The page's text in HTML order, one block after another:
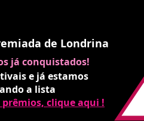
de Londrina
já conquistados!
e já estamos
a lista
clique aqui !